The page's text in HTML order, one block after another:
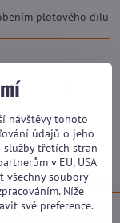
plotového dílu
návštěvy tohoto
údajů o jeho
třetích stran
v EU, USA
všechny soubory
Níže
své preference.